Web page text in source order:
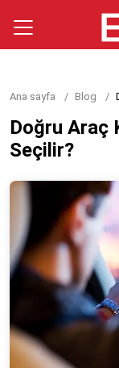
Ana sayfa Blog
Doğru Araç
Seçilir?